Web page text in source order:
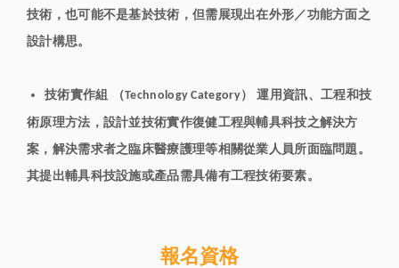
技術，也可能不是基於技術，但需展現出在外形／功能方面之
設計構思。
技術實作組 （Technology Category） 運用資訊、工程和技
術原理方法，設計並技術實作復健工程與輔具科技之解決方
案，解決需求者之臨床醫療護理等相關從業人員所面臨問題。
其提出輔具科技設施或產品需具備有工程技術要素。
報名資格